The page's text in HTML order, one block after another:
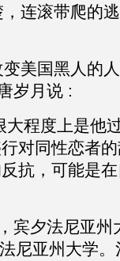
连滚带爬的
美国黑人的
岁月说 :
大程度上是他
对同性恋者
抗，可能是
宾夕法尼亚州
尼亚州大学